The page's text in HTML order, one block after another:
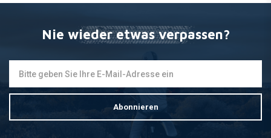
Nie wieder etwas verpassen?
Abonnieren